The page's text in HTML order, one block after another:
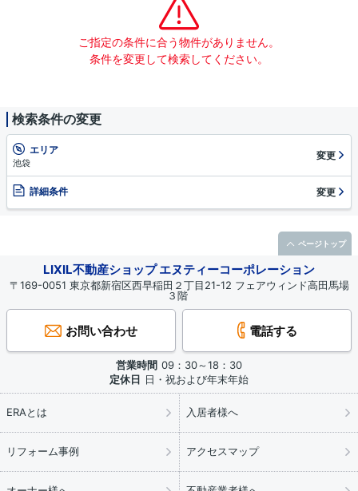
ご指定の条件に合う物件がありません。
条件を変更して検索してください。
検索条件の変更
エリア
池袋
変更
詳細条件 変更
LIXIL不動産ショップ エヌティーコーポレーション
〒169-0051 東京都新宿区西早稲田２丁目21-12 フェアウィンド高田馬場
３階
お問い合わせ 電話する
営業時間 09：30～18：30
定休日 日・祝および年末年始
ERAとは 入居者様へ
リフォーム事例 アクセスマップ
ページトップ